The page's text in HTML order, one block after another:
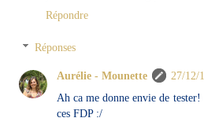
Répondre
Réponses
Aurélie - Mounette
27/12/
Ah ca me donne envie de
ces FDP :/